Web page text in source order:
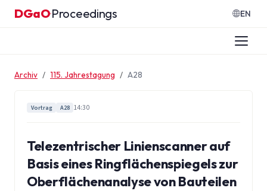
Zum Inhalt springen
DGaO·Proceedings EN
Archiv 115. Jahrestagung A28
Vortrag A28 14:30
Telezentrischer Linienscanner auf
Basis eines Ringflächenspiegels zur
Oberflächenanalyse von Bauteilen